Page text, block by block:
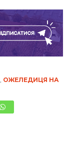
ОЖЕЛЕДИЦЯ НА